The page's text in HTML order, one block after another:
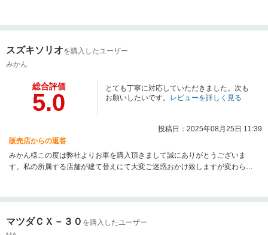
て頂きますので 今後共、末永く宜しくお願い致します。 クリーンカー板付
スズキソリオを購入したユーザー
みかん
総合評価
5.0
とても丁寧に対応していただきました。次も
お願いしたいです。 レビューを詳しく見る
投稿日：2025年08月25日 11:39
販売店からの返答
みかん様この度は弊社よりお車を購入頂きまして誠にありがとうございま
す。私の所属する店舗が建て替えにて大変ご迷惑おかけ致しますが変わらず
マツダＣＸ－３０ を購入したユーザー